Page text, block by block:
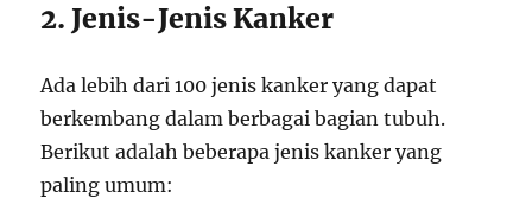
2. Jenis-Jenis Kanker
Ada lebih dari 100 jenis kanker yang dapat
berkembang dalam berbagai bagian tubuh.
Berikut adalah beberapa jenis kanker yang
paling umum: